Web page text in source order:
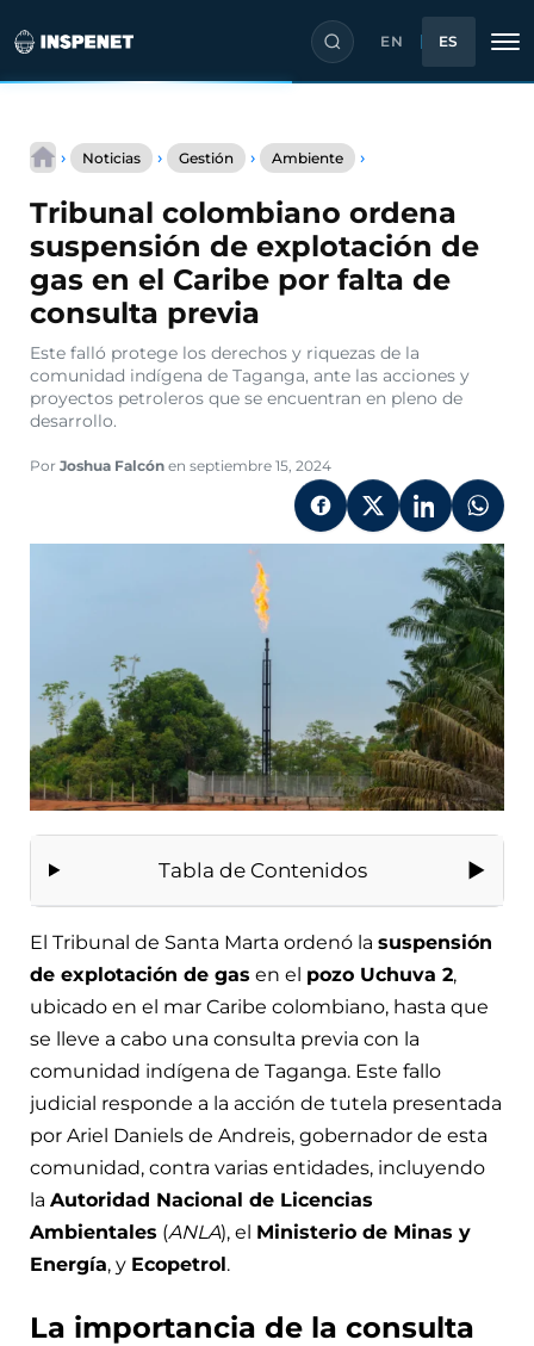
contenido
EN ES
› Noticias › Gestión › Ambiente ›
suspensión
de
explotación
de
el
Caribe
por
falta
Tribunal colombiano ordena
suspensión de explotación de
gas en el Caribe por falta de
consulta previa
Este falló protege los derechos y riquezas de la
comunidad indígena de Taganga, ante las acciones y
proyectos petroleros que se encuentran en pleno de
desarrollo.
Por Joshua Falcón en septiembre 15, 2024
Tabla de Contenidos
El Tribunal de Santa Marta ordenó la suspensión
de explotación de gas en el pozo Uchuva 2,
ubicado en el mar Caribe colombiano, hasta que
se lleve a cabo una consulta previa con la
comunidad indígena de Taganga. Este fallo
judicial responde a la acción de tutela presentada
por Ariel Daniels de Andreis, gobernador de esta
comunidad, contra varias entidades, incluyendo
la Autoridad Nacional de Licencias
Ambientales (ANLA), el Ministerio de Minas y
Energía, y Ecopetrol.
La importancia de la consulta